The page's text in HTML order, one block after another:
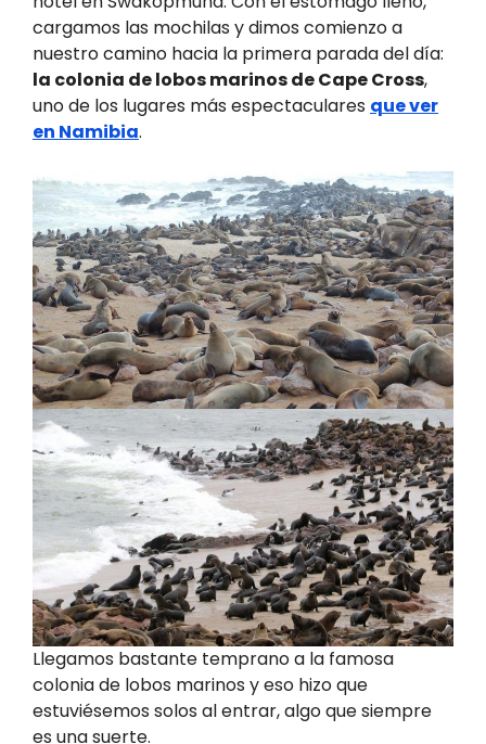
cargamos las mochilas y dimos comienzo a
nuestro camino hacia la primera parada del día:
la colonia de lobos marinos de Cape Cross,
uno de los lugares más espectaculares que ver
en Namibia.
Llegamos bastante temprano a la famosa
colonia de lobos marinos y eso hizo que
estuviésemos solos al entrar, algo que siempre
es una suerte.